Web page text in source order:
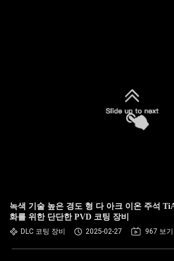
녹색 기술 높은 경도 형 다 아크 이온 주석
화를 위한 단단한 PVD 코팅 장비
DLC 코팅 장비 2025-02-27 967 보기